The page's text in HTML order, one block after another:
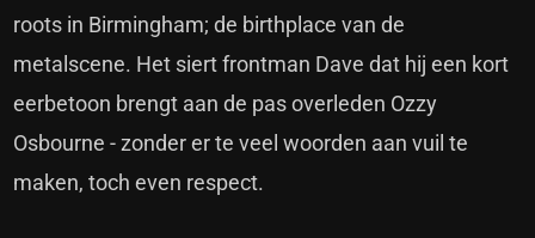
roots in Birmingham; de birthplace van de
metalscene. Het siert frontman Dave dat hij een kort
eerbetoon brengt aan de pas overleden Ozzy
Osbourne - zonder er te veel woorden aan vuil te
maken, toch even respect.